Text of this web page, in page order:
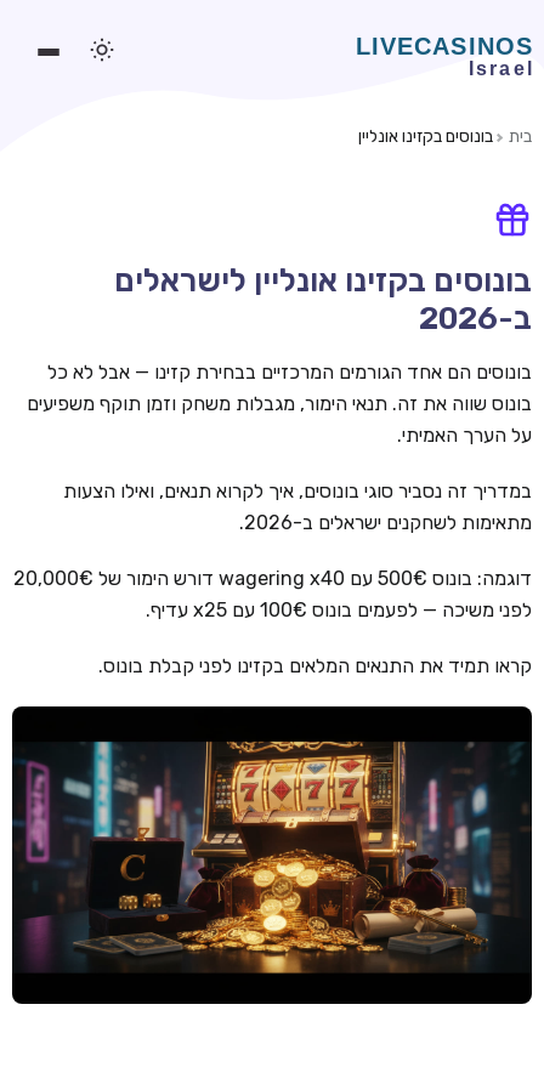
משחקים חינמיים
סלוטים אונליין
מדריכי קזינו
מונדיאל 2026 הימורים
בלאקג'ק אונליין
וידאו פוקר
קזינו קריפטו
טורנירי קזינו
אודות
צור קשר
בלוג וחדשות
ביקורות
חדשות
בית בונוסים בקזינו אונליין
בונוסים בקזינו אונליין לישראלים
ב-2026
בונוסים הם אחד הגורמים המרכזיים בבחירת קזינו — אבל לא כל
בונוס שווה את זה. תנאי הימור, מגבלות משחק וזמן תוקף משפיעים
על הערך האמיתי.
במדריך זה נסביר סוגי בונוסים, איך לקרוא תנאים, ואילו הצעות
מתאימות לשחקנים ישראלים ב-2026.
דוגמה: בונוס 500€ עם wagering x40 דורש הימור של 20,000€
לפני משיכה — לפעמים בונוס 100€ עם x25 עדיף.
קראו תמיד את התנאים המלאים בקזינו לפני קבלת בונוס.